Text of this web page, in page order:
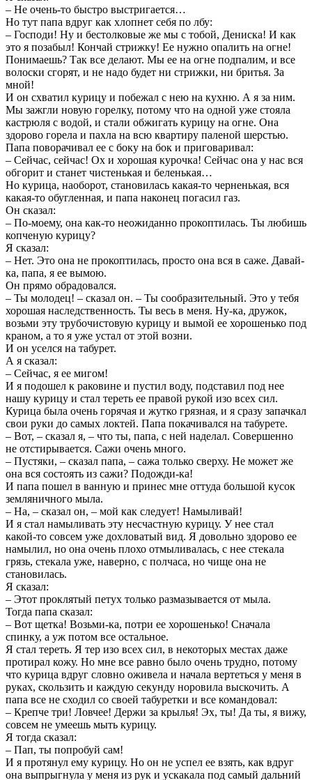
– Не очень-то быстро выстригается…
Но тут папа вдруг как хлопнет себя по лбу:
– Господи! Ну и бестолковые же мы с тобой, Дениска! И как
это я позабыл! Кончай стрижку! Ее нужно опалить на огне!
Понимаешь? Так все делают. Мы ее на огне подпалим, и все
волоски сгорят, и не надо будет ни стрижки, ни бритья. За
мной!
И он схватил курицу и побежал с нею на кухню. А я за ним.
Мы зажгли новую горелку, потому что на одной уже стояла
кастрюля с водой, и стали обжигать курицу на огне. Она
здорово горела и пахла на всю квартиру паленой шерстью.
Папа поворачивал ее с боку на бок и приговаривал:
– Сейчас, сейчас! Ох и хорошая курочка! Сейчас она у нас вся
обгорит и станет чистенькая и беленькая…
Но курица, наоборот, становилась какая-то черненькая, вся
какая-то обугленная, и папа наконец погасил газ.
Он сказал:
– По-моему, она как-то неожиданно прокоптилась. Ты любишь
копченую курицу?
Я сказал:
– Нет. Это она не прокоптилась, просто она вся в саже. Давай-
ка, папа, я ее вымою.
Он прямо обрадовался.
– Ты молодец! – сказал он. – Ты сообразительный. Это у тебя
хорошая наследственность. Ты весь в меня. Ну-ка, дружок,
возьми эту трубочистовую курицу и вымой ее хорошенько под
краном, а то я уже устал от этой возни.
И он уселся на табурет.
А я сказал:
– Сейчас, я ее мигом!
И я подошел к раковине и пустил воду, подставил под нее
нашу курицу и стал тереть ее правой рукой изо всех сил.
Курица была очень горячая и жутко грязная, и я сразу запачкал
свои руки до самых локтей. Папа покачивался на табурете.
– Вот, – сказал я, – что ты, папа, с ней наделал. Совершенно
не отстирывается. Сажи очень много.
– Пустяки, – сказал папа, – сажа только сверху. Не может же
она вся состоять из сажи? Подожди-ка!
И папа пошел в ванную и принес мне оттуда большой кусок
земляничного мыла.
– На, – сказал он, – мой как следует! Намыливай!
И я стал намыливать эту несчастную курицу. У нее стал
какой-то совсем уже дохловатый вид. Я довольно здорово ее
намылил, но она очень плохо отмыливалась, с нее стекала
грязь, стекала уже, наверно, с полчаса, но чище она не
становилась.
Я сказал:
– Этот проклятый петух только размазывается от мыла.
Тогда папа сказал:
– Вот щетка! Возьми-ка, потри ее хорошенько! Сначала
спинку, а уж потом все остальное.
Я стал тереть. Я тер изо всех сил, в некоторых местах даже
протирал кожу. Но мне все равно было очень трудно, потому
что курица вдруг словно оживела и начала вертеться у меня в
руках, скользить и каждую секунду норовила выскочить. А
папа все не сходил со своей табуретки и все командовал:
– Крепче три! Ловчее! Держи за крылья! Эх, ты! Да ты, я вижу,
совсем не умеешь мыть курицу.
Я тогда сказал:
– Пап, ты попробуй сам!
И я протянул ему курицу. Но он не успел ее взять, как вдруг
она выпрыгнула у меня из рук и ускакала под самый дальний